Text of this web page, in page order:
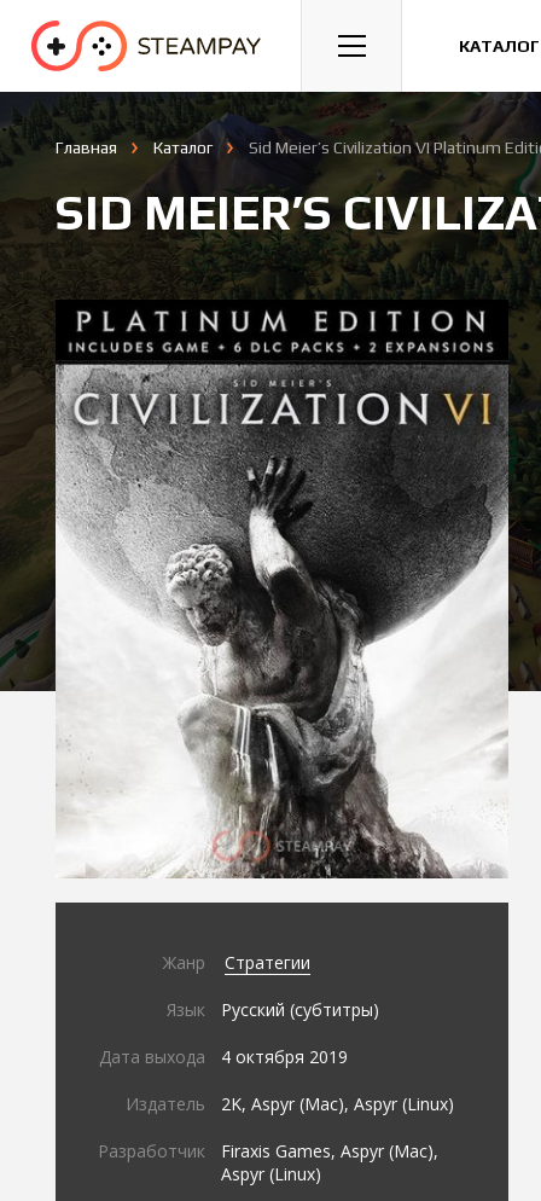
Спорт Гонки Казуальные
Главная Каталог Sid Meier’s Civilization VI Platinum
SID MEIER’S
Жанр Стратегии
Язык Русский (субтитры)
Дата выхода 4 октября 2019
Издатель 2K, Aspyr (Mac), Aspyr (Linux)
Разработчик
Firaxis Games, Aspyr (Mac),
Aspyr (Linux)